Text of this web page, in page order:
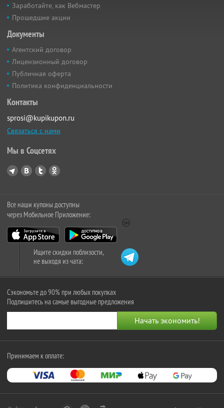
Заработайте, как Вебмастер
Прошедшие акции
Документы
Агентский договор
Лицензионный договор
Публичная оферта
Политика конфиденциальности
Контакты
sprosi@kupikupon.ru
Связаться с нами
Мы в Соцсетях
Все наши купоны доступны
через Мобильное Приложение:
Ищите скидки поблизости,
не выходя из чата:
Сэкономьте до 90% при любых покупках
Подпишитесь на самые выгодные предложения
Принимаем к оплате: